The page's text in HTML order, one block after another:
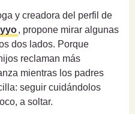
y creadora del perfil de
, propone mirar algunas
dos lados. Porque
reclaman más
mientras los padres
seguir cuidándolos
a soltar.